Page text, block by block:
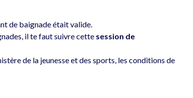
de baignade était valide.
il te faut suivre cette session de
de la jeunesse et des sports, les conditions de